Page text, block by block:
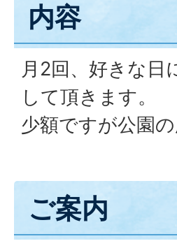
内容
月2回、好きな日
して頂きます。
少額ですが公園
ご案内